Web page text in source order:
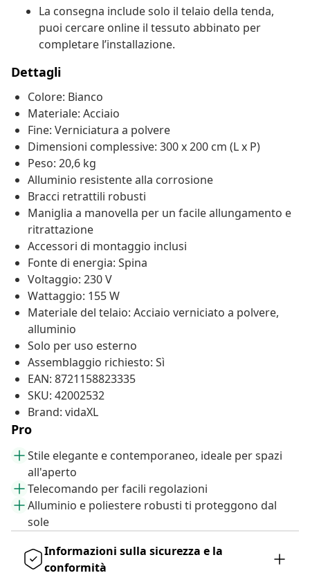
La consegna include solo il telaio della tenda,
puoi cercare online il tessuto abbinato per
completare l’installazione.
Dettagli
Colore: Bianco
Materiale: Acciaio
Fine: Verniciatura a polvere
Dimensioni complessive: 300 x 200 cm (L x P)
Peso: 20,6 kg
Alluminio resistente alla corrosione
Bracci retrattili robusti
Maniglia a manovella per un facile allungamento e
ritrattazione
Accessori di montaggio inclusi
Fonte di energia: Spina
Voltaggio: 230 V
Wattaggio: 155 W
Materiale del telaio: Acciaio verniciato a polvere,
alluminio
Solo per uso esterno
Assemblaggio richiesto: Sì
EAN: 8721158823335
SKU: 42002532
Brand: vidaXL
Pro
Stile elegante e contemporaneo, ideale per spazi
all'aperto
Telecomando per facili regolazioni
Alluminio e poliestere robusti ti proteggono dal
sole
Informazioni sulla sicurezza e la
conformità